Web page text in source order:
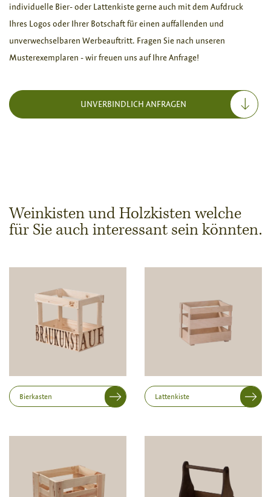
individuelle Bier- oder Lattenkiste gerne auch mit dem Aufdruck
Ihres Logos oder Ihrer Botschaft für einen auffallenden und
unverwechselbaren Werbeauftritt. Fragen Sie nach unseren
Musterexemplaren - wir freuen uns auf Ihre Anfrage!
UNVERBINDLICH ANFRAGEN
Abmessungen & Stückzahl
Hinweis:Herstellung von individuellen Holzwaren
erfolgt erst ab einer Abnahme von 100 Stück
Länge
Weinkisten und Holzkisten welche
für Sie auch interessant sein könnten.
Bierkasten Lattenkiste